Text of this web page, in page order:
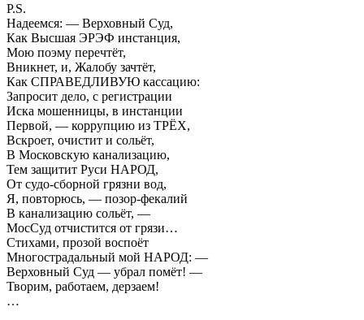
P.S.
Надеемся: — Верховный Суд,
Как Высшая ЭРЭФ инстанция,
Мою поэму перечтёт,
Вникнет, и, Жалобу зачтёт,
Как СПРАВЕДЛИВУЮ кассацию:
Запросит дело, с регистрации
Иска мошенницы, в инстанции
Первой, — коррупцию из ТРЁХ,
Вскроет, очистит и сольёт,
В Московскую канализацию,
Тем защитит Руси НАРОД,
От судо-сборной грязни вод,
Я, повторюсь, — позор-фекалий
В канализацию сольёт, —
МосСуд отчистится от грязи…
Стихами, прозой воспоёт
Многострадальный мой НАРОД: —
Верховный Суд — убрал помёт! —
Творим, работаем, дерзаем!
…